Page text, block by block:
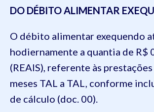
DO DÉBITO ALIMENTAR
O débito alimentar exequendo
hodiernamente a quantia de R$
(REAIS), referente às
meses TAL a TAL, conforme
de cálculo (doc. 00).